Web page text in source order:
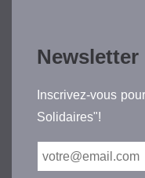
Newsletter
Inscrivez-vous
Solidaires"!